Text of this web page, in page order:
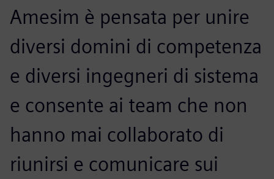
Amesim è pensata per unire
diversi domini di competenza
e diversi ingegneri di sistema
e consente ai team che non
hanno mai collaborato di
riunirsi e comunicare sui